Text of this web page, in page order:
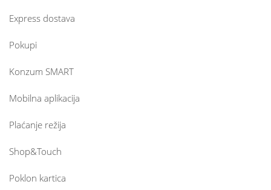
Express dostava
Pokupi
Konzum SMART
Mobilna aplikacija
Plaćanje režija
Shop&Touch
Poklon kartica